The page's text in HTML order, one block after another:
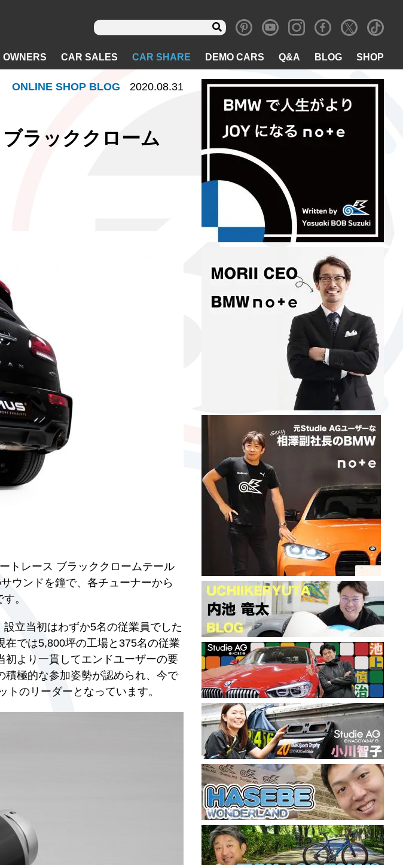
OWNERS CAR SALES CAR SHARE DEMO CARS Q&A BLOG SHOP
ラッククローム
ONLINE SHOP BLOG 2020.08.31
トレース ブラッククロームテール
ウンドを鐘で、各チューナーから
。
立当初はわずか5名の従業員でした
では5,800坪の工場と375名の従業
初より一貫してエンドユーザーの要
極的な参加姿勢が認められ、今で
のリーダーとなっています。